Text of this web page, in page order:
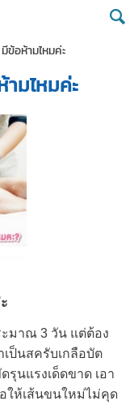
ข้อห้ามไหมค่ะ
มไหมค่ะ
ะมาณ3 วัน แต่ต้อง
ป็นสครับเกลือบัต
นแรงเด็ดขาด เอา
ให้เส้นขนใหม่ไม่คุด